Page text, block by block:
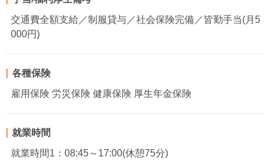
交通費全額支給／制服貸与／社会保険完備／皆勤手当(月5
000円)
各種保険
雇用保険 労災保険 健康保険 厚生年金保険
就業時間
就業時間1：08:45～17:00(休憩75分)